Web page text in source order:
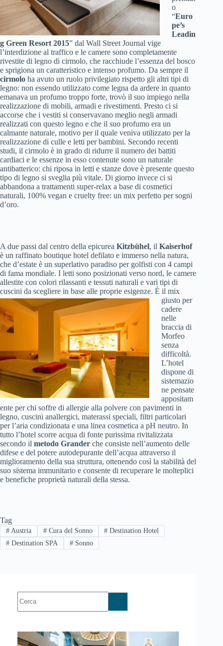
o
“Euro
pe’s
Leadin
g Green Resort 2015” dal Wall Street Journal vige
l’interdizione al traffico e le camere sono completamente
rivestite di legno di cirmolo, che racchiude l’essenza del bosco
e sprigiona un caratteristico e intenso profumo. Da sempre il
cirmolo ha avuto un ruolo privilegiato rispetto gli altri tipi di
legno: non essendo utilizzato come legna da ardere in quanto
emanava un profumo troppo forte, trovò il suo impiego nella
realizzazione di mobili, armadi e rivestimenti. Presto ci si
accorse che i vestiti si conservavano meglio negli armadi
realizzati con questo legno e che il suo profumo era un
calmante naturale, motivo per il quale veniva utilizzato per la
realizzazione di culle e letti per bambini. Secondo recenti
studi, il cirmolo è in grado di ridurre il numero dei battiti
cardiaci e le essenze in esso contenute sono un naturale
antibatterico: chi riposa in letti e stanze dove è presente questo
tipo di legno si sveglia più vitale. Di giorno invece ci si
abbandona a trattamenti super-relax a base di cosmetici
naturali, 100% vegan e cruelty free: un mix perfetto per sogni
d’oro.
A due passi dal centro della epicurea Kitzbühel, il Kaiserhof
è un raffinato boutique hotel defilato e immerso nella natura,
che d’estate è un superlativo paradiso per golfisti con 4 campi
di fama mondiale. I letti sono posizionati verso nord, le camere
allestite con colori rilassanti e tessuti naturali e vari tipi di
cuscini da scegliere in base alle proprie esigenze. È il mix
giusto per
cadere
nelle
braccia di
Morfeo
senza
difficoltà.
L’hotel
dispone di
sistemazio
ne pensate
appositam
ente per chi soffre di allergie alla polvere con pavimenti in
legno, cuscini anallergici, materassi speciali, filtri particolari
per l’aria condizionata e una linea cosmetica a pH neutro. In
tutto l’hotel scorre acqua di fonte purissima rivitalizzata
secondo il metodo Grander che consiste nell’aumento delle
difese e del potere autodepurante dell’acqua attraverso il
miglioramento della sua struttura, ottenendo così la stabilità del
suo sistema immunitario e consente di recuperare le molteplici
e benefiche proprietà naturali della stessa.
Tag
#Austria #Cura del Sonno # Destination Hotel
#Destination SPA #Sonno
risultato